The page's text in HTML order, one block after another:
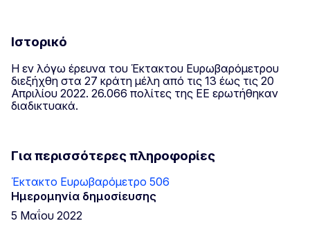
Ιστορικό
Η εν λόγω έρευνα του Έκτακτου Ευρωβαρόμετρου
διεξήχθη στα 27 κράτη μέλη από τις 13 έως τις 20
Απριλίου 2022. 26.066 πολίτες της ΕΕ ερωτήθηκαν
διαδικτυακά.
Για περισσότερες πληροφορίες
Έκτακτο Ευρωβαρόμετρο 506
Ημερομηνία δημοσίευσης
5 Μαΐου 2022